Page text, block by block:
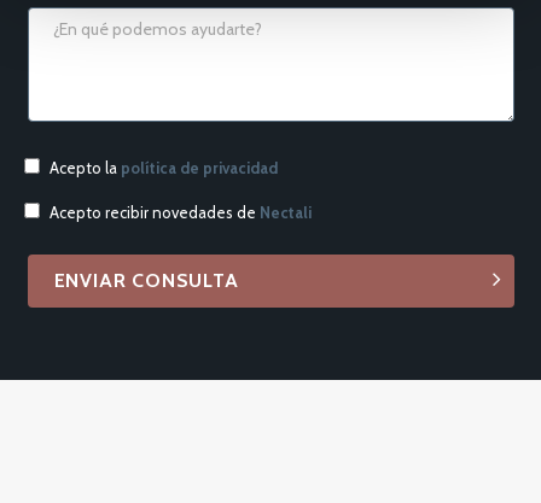
Acepto la política de privacidad
Acepto recibir novedades de Nectali